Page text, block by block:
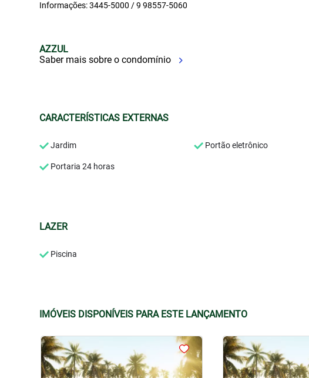
Informações: 3445-5000 / 9 98557-5060
AZZUL
Saber mais sobre o condomínio
CARACTERÍSTICAS EXTERNAS
Jardim Portão eletrônico
Portaria 24 horas
LAZER
Piscina
IMÓVEIS DISPONÍVEIS PARA ESTE LANÇAMENTO
<<<< <<<<